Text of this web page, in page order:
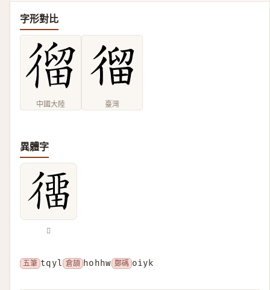
字形對比
中國大陸 臺灣
異體字
𢔲
五筆 tqyl 倉頡 hohhw 鄭碼 oiyk